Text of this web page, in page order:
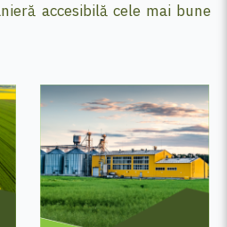
accesibilă cele mai bune